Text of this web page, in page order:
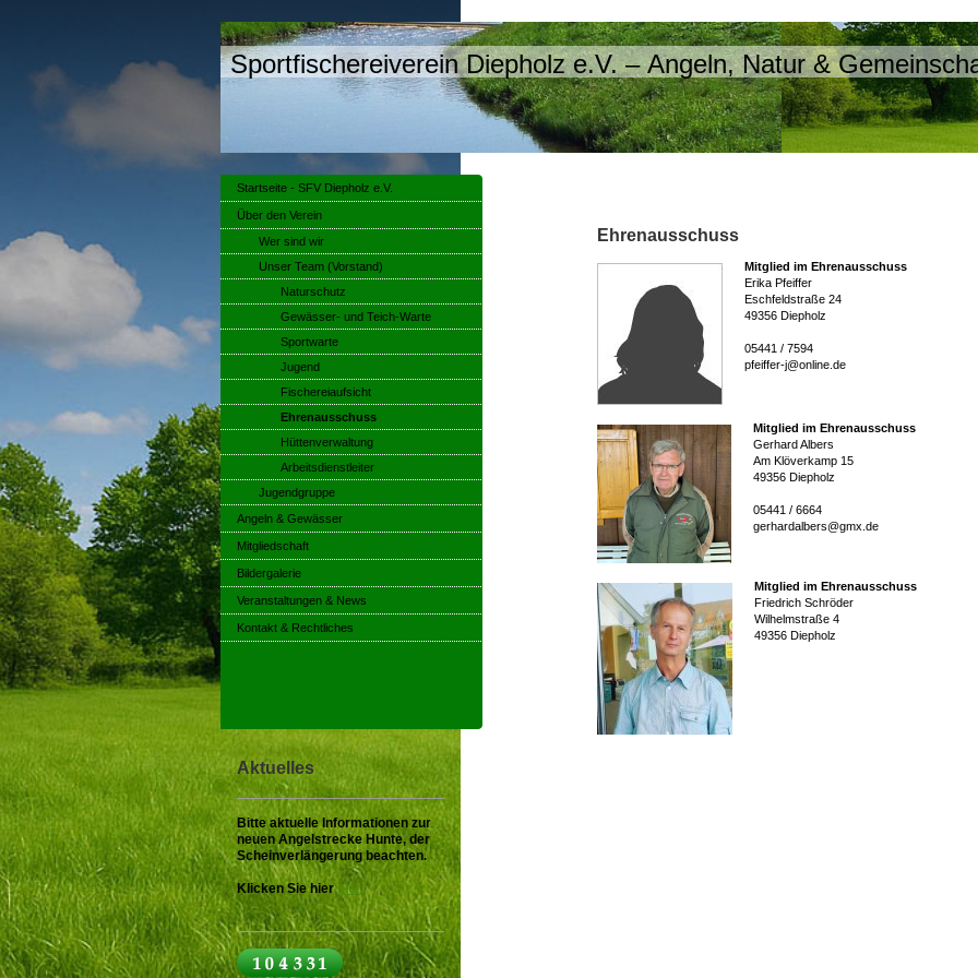
Sportfischereiverein Diepholz e.V. – Angeln, Natur &
Ehrenausschuss
Mitglied im Ehrenausschuss
Erika Pfeiffer
Eschfeldstraße 24
49356 Diepholz
05441 / 7594
pfeiffer-j@online.de
Mitglied im Ehrenausschuss
Gerhard Albers
Am Klöverkamp 15
49356 Diepholz
05441 / 6664
gerhardalbers@gmx.de
Mitglied im Ehrenausschuss
Friedrich Schröder
Wilhelmstraße 4
49356 Diepholz
Startseite - SFV Diepholz e.V.
Über den Verein
Wer sind wir
Unser Team (Vorstand)
Naturschutz
Gewässer- und Teich-Warte
Sportwarte
Jugend
Fischereiaufsicht
Ehrenausschuss
Hüttenverwaltung
Arbeitsdienstleiter
Jugendgruppe
Angeln & Gewässer
Mitgliedschaft
Bildergalerie
Veranstaltungen & News
Kontakt & Rechtliches
Aktuelles
Bitte aktuelle Informationen zur
neuen Angelstrecke Hunte, der
Scheinverlängerung beachten.
Klicken Sie hierhier.